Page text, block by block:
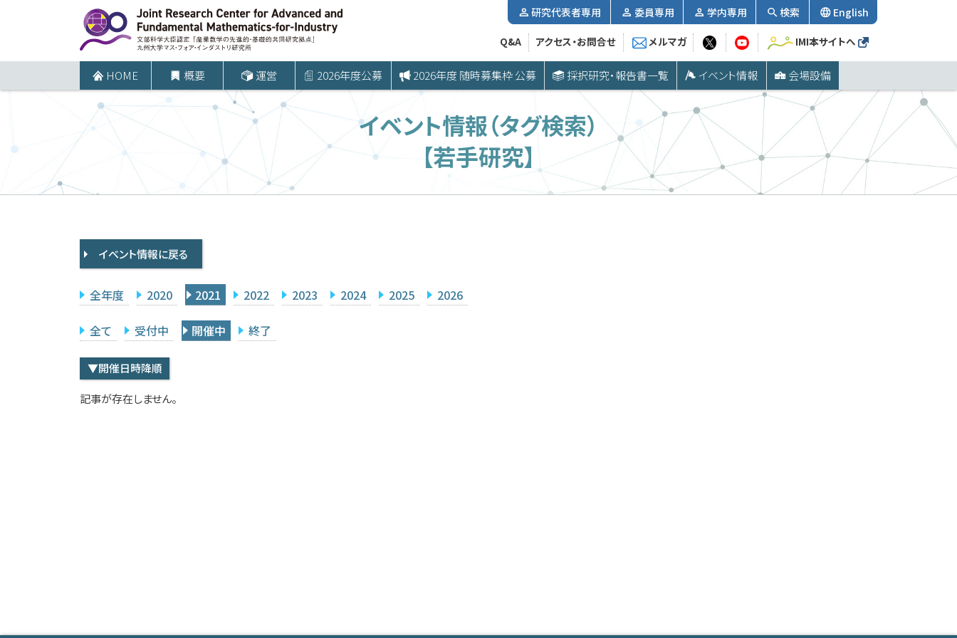
ツ
プ
HOME 概要 運営 2026年度公募 2026年度 随時募集枠 公募 採択研究・報告書一覧 イベント情報 会場設備
研究代表者専用 委員専用 学内専用 検索 English
Q&A アクセス・お問合せ メルマガ IMI本サイトへ
イベント情報（タグ検索）
【若手研究】
イベント情報に戻る
全年度 2020 2021 2022 2023 2024 2025 2026
全て 受付中 開催中 終了
▼開催日時降順
記事が存在しません。